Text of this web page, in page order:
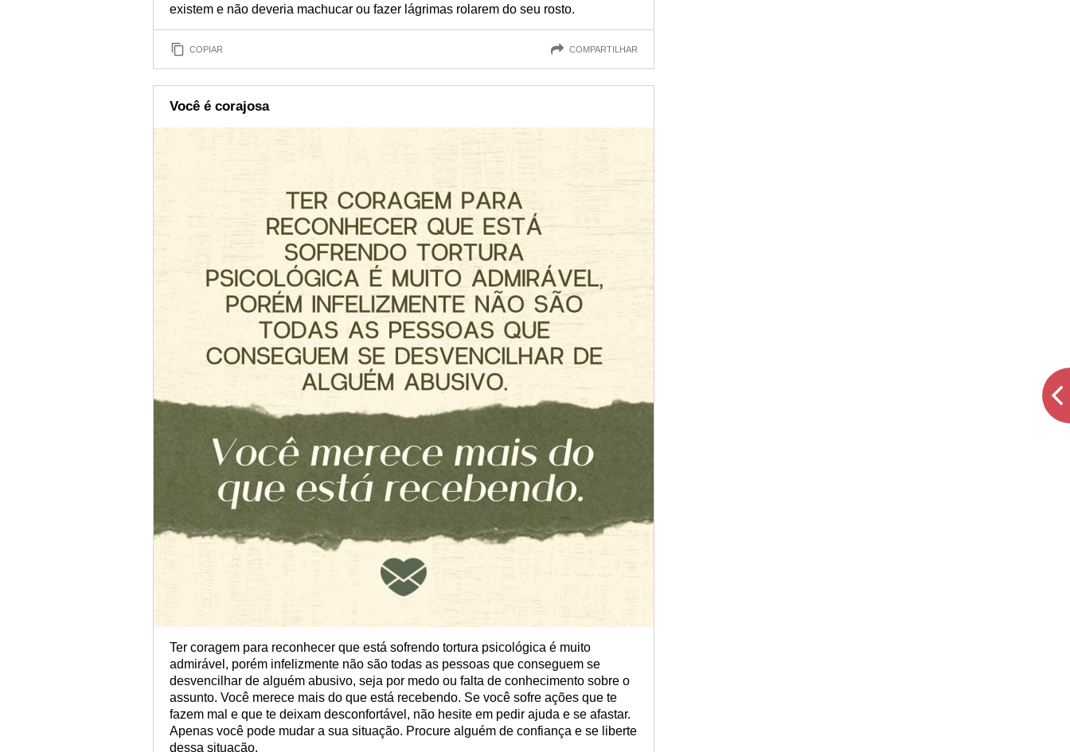
existem e não deveria machucar ou fazer lágrimas rolarem do seu rosto.
COPIAR COMPARTILHAR
Você é corajosa
Ter coragem para reconhecer que está sofrendo tortura psicológica é muito
admirável, porém infelizmente não são todas as pessoas que conseguem se
desvencilhar de alguém abusivo, seja por medo ou falta de conhecimento sobre o
assunto. Você merece mais do que está recebendo. Se você sofre ações que te
fazem mal e que te deixam desconfortável, não hesite em pedir ajuda e se afastar.
Apenas você pode mudar a sua situação. Procure alguém de confiança e se liberte
dessa situação.